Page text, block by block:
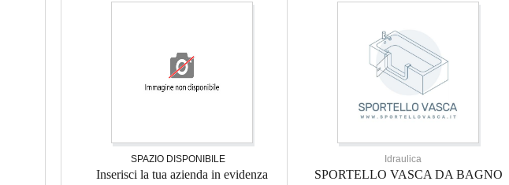
SPAZIO DISPONIBILE
Inserisci la tua azienda in evidenza
Idraulica
SPORTELLO VASCA DA BAGNO